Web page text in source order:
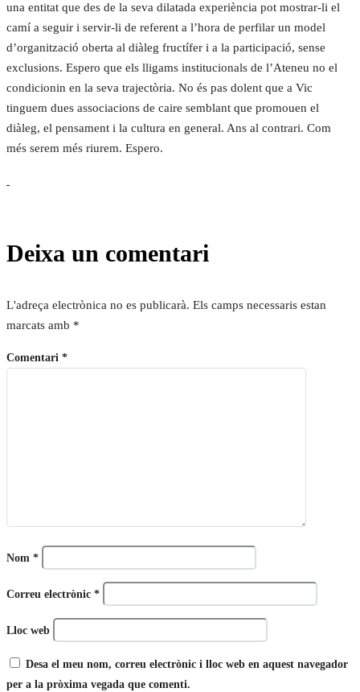
una entitat que des de la seva dilatada experiència pot mostrar-li el
camí a seguir i servir-li de referent a l’hora de perfilar un model
d’organització oberta al diàleg fructífer i a la participació, sense
exclusions. Espero que els lligams institucionals de l’Ateneu no el
condicionin en la seva trajectòria. No és pas dolent que a Vic
tinguem dues associacions de caire semblant que promouen el
diàleg, el pensament i la cultura en general. Ans al contrari. Com
més serem més riurem. Espero.
Deixa un comentari
L'adreça electrònica no es publicarà. Els camps necessaris estan
marcats amb *
Comentari *
Nom *
Correu electrònic *
Lloc web
Desa el meu nom, correu electrònic i lloc web en aquest navegador
per a la pròxima vegada que comenti.